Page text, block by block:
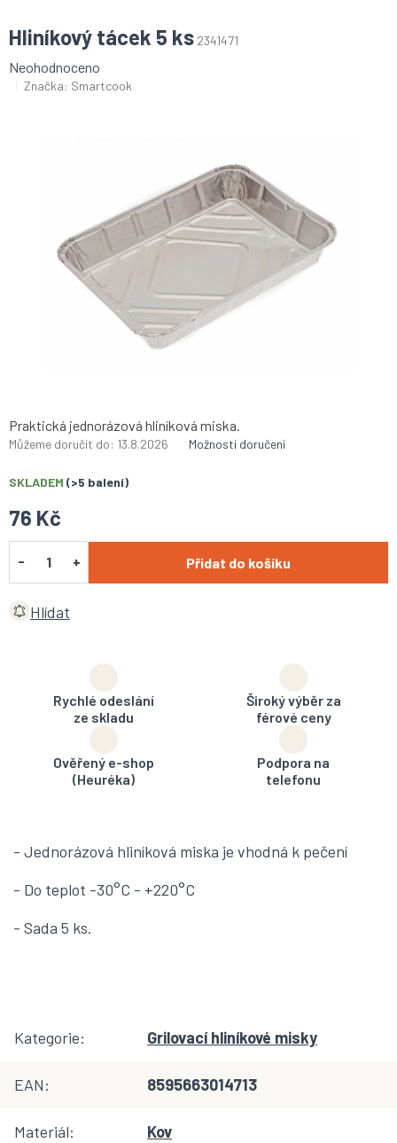
Hliníkový tácek 5 ks 2341471
Průměrné
hodnocení
Neohodnoceno
Značka: Smartcook
76 Kč
SKLADEM (>5 balení)
Můžeme doručit do: 13.8.2026 Možnosti doručení
Přidat do košíku
Praktická jednorázová hliníková miska.
Hlídat
Rychlé odeslání
ze skladu
Široký výběr za
férové ceny
Ověřený e-shop
(Heuréka)
Podpora na
telefonu
- Jednorázová hliníková miska je vhodná k pečení
- Do teplot -30°C - +220°C
- Sada 5 ks.
Kategorie: Grilovací hliníkové misky
EAN: 8595663014713
Materiál: Kov